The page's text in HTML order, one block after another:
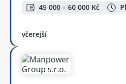
45 000 – 60 000 Kč
včerejší